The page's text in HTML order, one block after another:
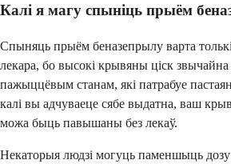
Калі я магу спыніць прыём
Спыняць прыём беназепрылу варта
лекара, бо высокі крывяны ціск звычайна
пажыццёвым станам, які патрабуе
калі вы адчуваеце сябе выдатна, ваш
можа быць павышаны без лекаў.
Некаторыя людзі могуць паменшыць дозу